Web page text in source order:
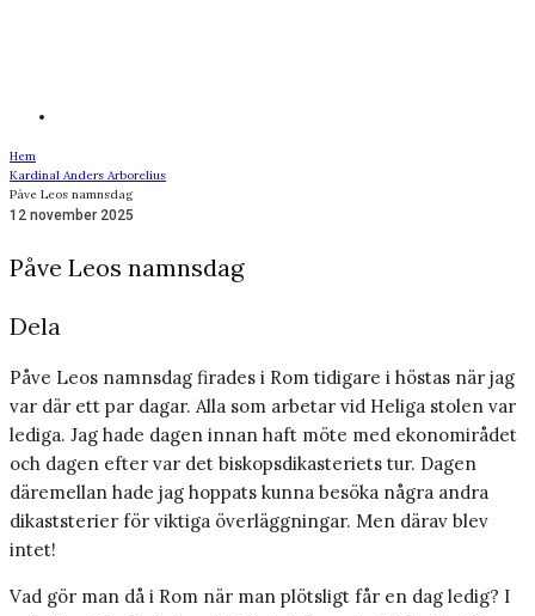
Hem
Kardinal Anders Arborelius
Påve Leos namnsdag
12 november 2025
Påve Leos namnsdag
Dela
Påve Leos namnsdag firades i Rom tidigare i höstas när jag
var där ett par dagar. Alla som arbetar vid Heliga stolen var
lediga. Jag hade dagen innan haft möte med ekonomirådet
och dagen efter var det biskopsdikasteriets tur. Dagen
däremellan hade jag hoppats kunna besöka några andra
dikaststerier för viktiga överläggningar. Men därav blev
intet!
Vad gör man då i Rom när man plötsligt får en dag ledig? I